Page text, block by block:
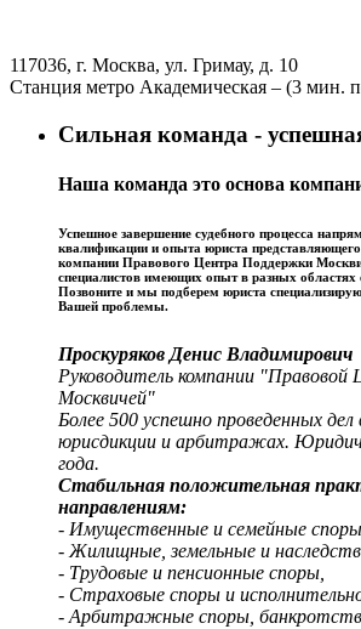
117036, г. Москва, ул. Гримау, д. 10
Станция метро Академическая – (3 мин.
Сильная команда -
Наша команда это основа
Успешное завершение судебного процесса
квалификации и опыта юриста
компании Правового Центра Поддержки
специалистов имеющих опыт в разных областях
Позвоните и мы подберем юриста
Вашей проблемы.
Проскуряков Денис Владимирович
Руководитель компании
Москвичей"
Более 500 успешно проведенных дел
юрисдикции и арбитражах.
года.
Стабильная положительная
направлениям:
- Имущественные и семейные
- Жилищные, земельные и
- Трудовые и пенсионные споры,
- Страховые споры и
- Арбитражные споры,